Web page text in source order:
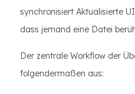
synchronisiert Aktualisierte
dass jemand eine Datei
Der zentrale Workflow der
folgendermaßen aus: